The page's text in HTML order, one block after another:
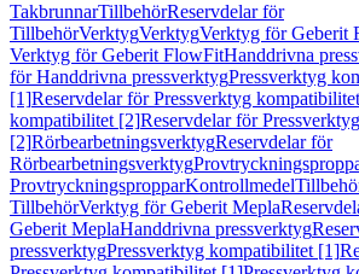
TakbrunnarTillbehörReservdelar för
TillbehörVerktygVerktygVerktyg för Geberit
Verktyg för Geberit FlowFitHanddrivna
för Handdrivna pressverktygPressverktyg
[1]Reservdelar för Pressverktyg
kompatibilitet [2]Reservdelar för
[2]RörbearbetningsverktygReservdelar för
Rörbearbetningsverktyg
ProvtryckningspropparKontrollmedel
TillbehörVerktyg för Geberit Mepla
Geberit MeplaHanddrivna pressverktyg
pressverktygPressverktyg kompatibilitet [1]